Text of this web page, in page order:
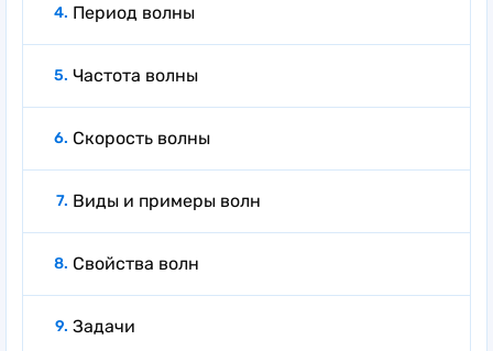
Период волны
Частота волны
Скорость волны
Виды и примеры волн
Свойства волн
Задачи